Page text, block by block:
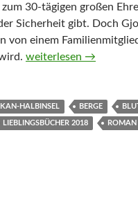
30-tägigen großen
Sicherheit gibt. Doch
von einem
Der zerrissene April
weiterlesen →
HALBINSEL BERGE
LIEBLINGSBÜCHER 2018 ROMAN